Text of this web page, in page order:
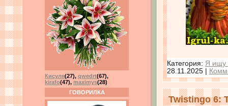
Кисуля(27), qwedrt(67),
kirafo(47), maximys(28)
ГОВОРИЛКА
Категория: Я ищу
28.11.2025 |
Twistingo 6: